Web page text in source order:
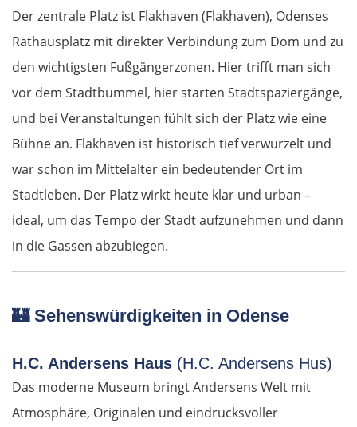
Der zentrale Platz ist Flakhaven (Flakhaven), Odenses
Rathausplatz mit direkter Verbindung zum Dom und zu
den wichtigsten Fußgängerzonen. Hier trifft man sich
vor dem Stadtbummel, hier starten Stadtspaziergänge,
und bei Veranstaltungen fühlt sich der Platz wie eine
Bühne an. Flakhaven ist historisch tief verwurzelt und
war schon im Mittelalter ein bedeutender Ort im
Stadtleben. Der Platz wirkt heute klar und urban –
ideal, um das Tempo der Stadt aufzunehmen und dann
in die Gassen abzubiegen.
🏰Sehenswürdigkeiten in Odense
H.C. Andersens Haus (H.C. Andersens Hus)
Das moderne Museum bringt Andersens Welt mit
Atmosphäre, Originalen und eindrucksvoller